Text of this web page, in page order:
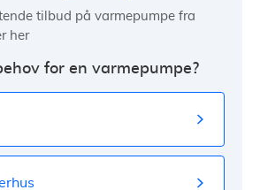
tilbud på varmepumpe fra
her
for en varmepumpe?